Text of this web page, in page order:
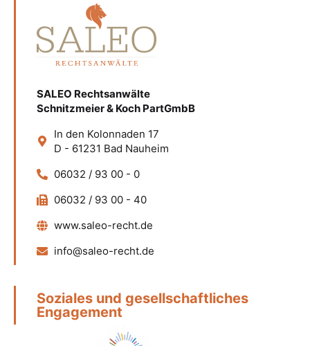
SALEO Rechtsanwälte
Schnitzmeier & Koch PartGmbB
In den Kolonnaden 17
D - 61231 Bad Nauheim
06032 / 93 00 - 0
06032 / 93 00 - 40
www.saleo-recht.de
info@saleo-recht.de
Soziales und gesellschaftliches
Engagement